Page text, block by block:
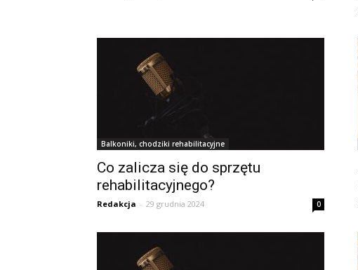
Balkoniki, chodziki rehabilitacyjne
Co zalicza się do sprzętu
rehabilitacyjnego?
Redakcja - 29 grudnia 2024 0